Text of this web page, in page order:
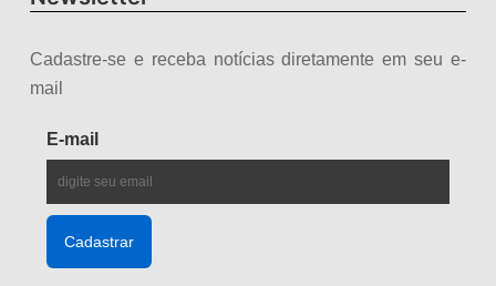
Cadastre-se e receba notícias diretamente em seu e-
mail
E-mail